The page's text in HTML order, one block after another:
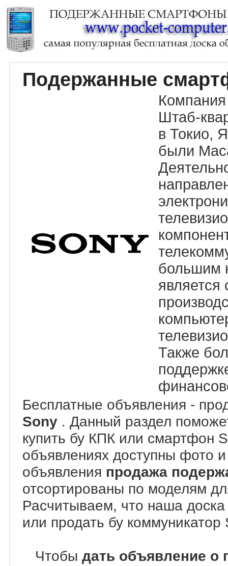
Подержанные
Штаб-
в Токио,
были
большим
является
Также
Бесплатные объявления -
Sony . Данный раздел
купить бу КПК или смартфон
объявлениях доступны фото
объявления продажа
отсортированы по моделям
Расчитываем, что наша
или продать бу
Чтобы дать объявление о